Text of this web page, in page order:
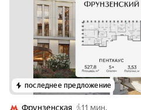
последнее предложение
Фрунзенская
11 мин.